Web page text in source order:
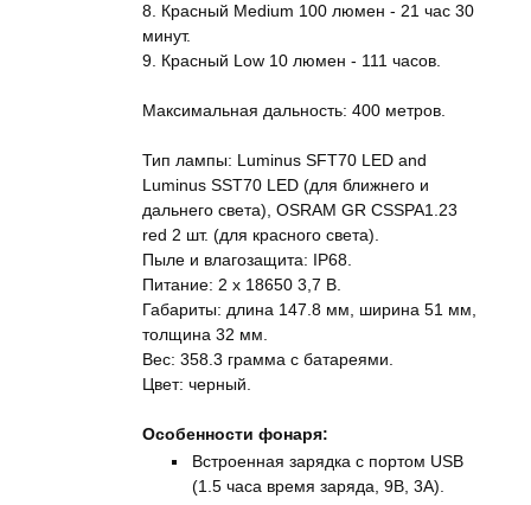
8. Красный Medium 100 люмен - 21 час 30
минут.
9. Красный Low 10 люмен - 111 часов.
Максимальная дальность: 400 метров.
Тип лампы: Luminus SFT70 LED and
Luminus SST70 LED (для ближнего и
дальнего света), OSRAM GR CSSPA1.23
red 2 шт. (для красного света).
Пыле и влагозащита: IP68.
Питание: 2 x 18650 3,7 В.
Габариты: длина 147.8 мм, ширина 51 мм,
толщина 32 мм.
Вес: 358.3 грамма с батареями.
Цвет: черный.
Особенности фонаря:
Встроенная зарядка с портом USB
(1.5 часа время заряда, 9В, 3А).